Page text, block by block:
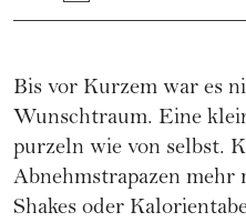
Bis vor Kurzem war es
Wunschtraum. Eine
purzeln wie von selbst.
Abnehmstrapazen
Shakes oder